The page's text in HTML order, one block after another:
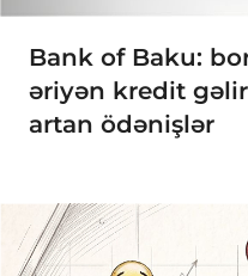
Bank of Baku:
əriyən kredit
artan ödənişlər